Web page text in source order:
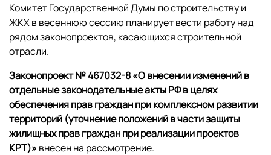
Комитет Государственной Думы по строительству и
ЖКХ в весеннюю сессию планирует вести работу над
рядом законопроектов, касающихся строительной
отрасли.
Законопроект № 467032-8 «О внесении изменений в
отдельные законодательные акты РФ в целях
обеспечения прав граждан при комплексном развитии
территорий (уточнение положений в части защиты
жилищных прав граждан при реализации проектов
КРТ)» внесен на рассмотрение.